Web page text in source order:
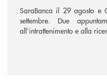
SaraBanca il 29 agosto e
settembre. Due
all’intrattenimento e alla